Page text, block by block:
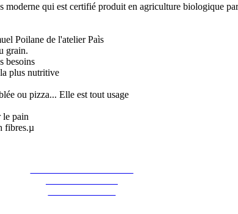
qui est certifié produit en agriculture biologique
Poilane de l'atelier Paìs
grain.
besoins
plus nutritive
ou pizza... Elle est tout usage
le pain
fibres.µ